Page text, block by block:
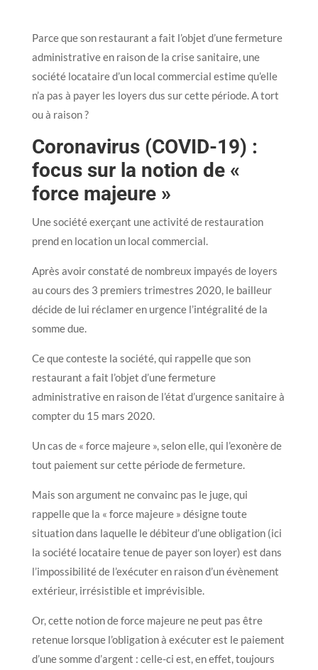
Parce que son restaurant a fait l’objet d’une fermeture
administrative en raison de la crise sanitaire, une
société locataire d’un local commercial estime qu’elle
n’a pas à payer les loyers dus sur cette période. A tort
ou à raison ?
Coronavirus (COVID-19) :
focus sur la notion de «
force majeure »
Une société exerçant une activité de restauration
prend en location un local commercial.
Après avoir constaté de nombreux impayés de loyers
au cours des 3 premiers trimestres 2020, le bailleur
décide de lui réclamer en urgence l’intégralité de la
somme due.
Ce que conteste la société, qui rappelle que son
restaurant a fait l’objet d’une fermeture
administrative en raison de l’état d’urgence sanitaire à
compter du 15 mars 2020.
Un cas de « force majeure », selon elle, qui l’exonère de
tout paiement sur cette période de fermeture.
Mais son argument ne convainc pas le juge, qui
rappelle que la « force majeure » désigne toute
situation dans laquelle le débiteur d’une obligation (ici
la société locataire tenue de payer son loyer) est dans
l’impossibilité de l’exécuter en raison d’un évènement
extérieur, irrésistible et imprévisible.
Or, cette notion de force majeure ne peut pas être
retenue lorsque l’obligation à exécuter est le paiement
d’une somme d’argent : celle-ci est, en effet, toujours